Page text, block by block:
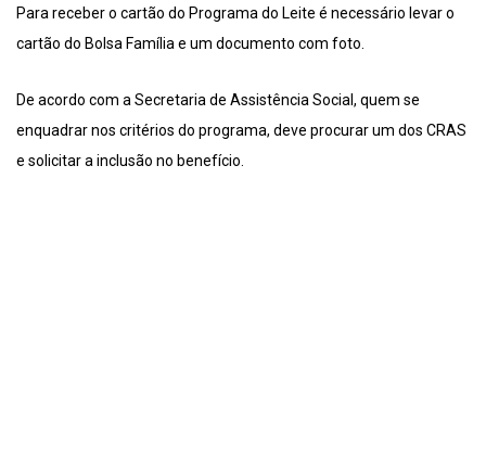
Para receber o cartão do Programa do Leite é necessário levar o
cartão do Bolsa Família e um documento com foto.
De acordo com a Secretaria de Assistência Social, quem se
enquadrar nos critérios do programa, deve procurar um dos CRAS
e solicitar a inclusão no benefício.